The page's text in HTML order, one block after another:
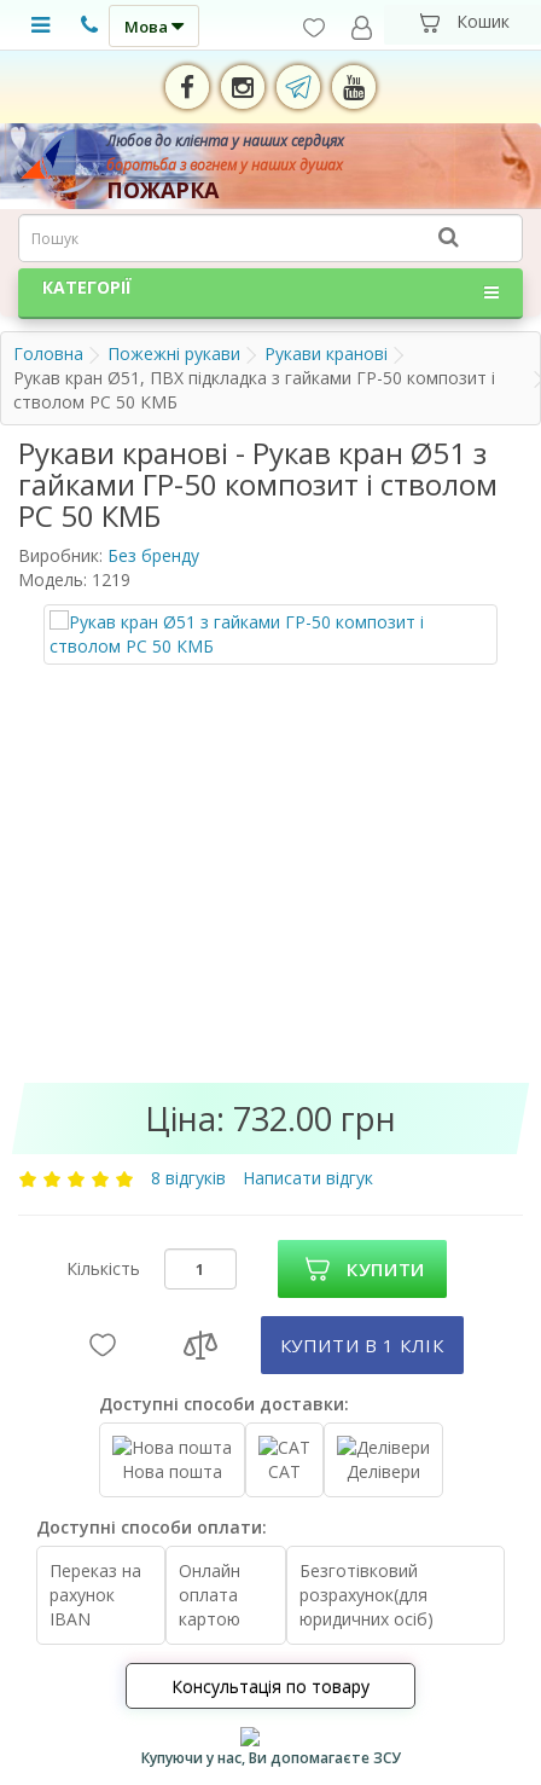
Мова
Любов до клієнта у наших сердцях
боротьба з вогнем у наших душах
ПОЖАРКА
КАТЕГОРІЇ
Головна Пожежні рукави
Рукави кранові
Рукав кран Ø51, ПВХ підкладка з гайками ГР-50 композит і
стволом РС 50 КМБ
Рукави кранові - Рукав кран Ø51 з
гайками ГР-50 композит і стволом
РС 50 КМБ
Виробник: Без бренду
Модель: 1219
Ціна: 732.00 грн
8 відгуків Написати відгук
Кількість КУПИТИ
КУПИТИ В 1 КЛIК
Доступні способи доставки:
Нова пошта САТ Делівери
Доступні способи оплати:
Переказ на
рахунок
IBAN
Онлайн
оплата
картою
Безготівковий
розрахунок(для
юридичних осіб)
Консультація по товару
Купуючи у нас, Ви допомагаєте ЗСУ